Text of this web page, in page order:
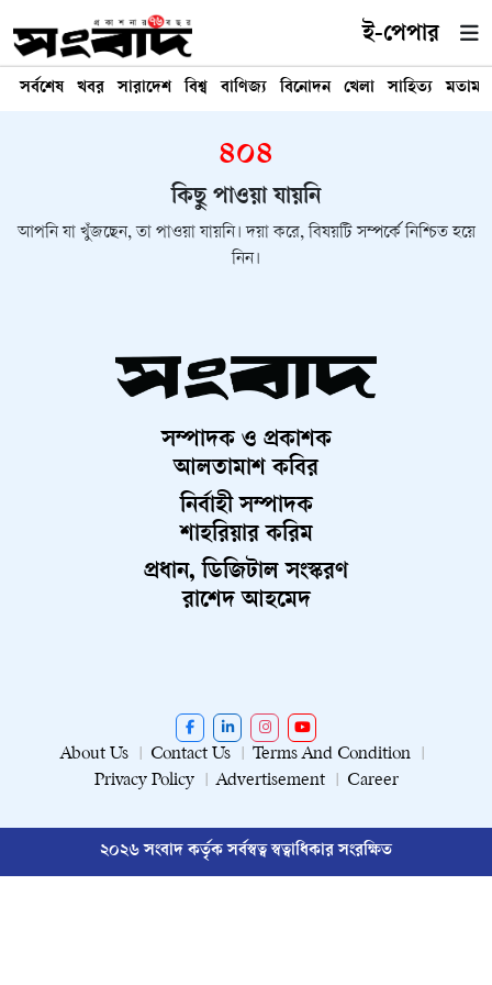
ই-পেপার
সর্বশেষ খবর সারাদেশ বিশ্ব বাণিজ্য বিনোদন খেলা সাহিত্য মতামত
৪০৪
কিছু পাওয়া যায়নি
আপনি যা খুঁজছেন, তা পাওয়া যায়নি। দয়া করে, বিষয়টি সম্পর্কে নিশ্চিত হয়ে
নিন।
সম্পাদক ও প্রকাশক
আলতামাশ কবির
নির্বাহী সম্পাদক
শাহরিয়ার করিম
প্রধান, ডিজিটাল সংস্করণ
রাশেদ আহমেদ
About Us Contact Us
Terms And Condition
Privacy Policy
Advertisement Career
২০২৬ সংবাদ কর্তৃক সর্বস্বত্ব স্বত্বাধিকার সংরক্ষিত